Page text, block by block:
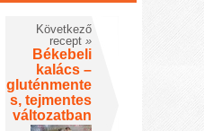
Következő
recept »
Békebeli
kalács –
gluténmente
s, tejmentes
változatban